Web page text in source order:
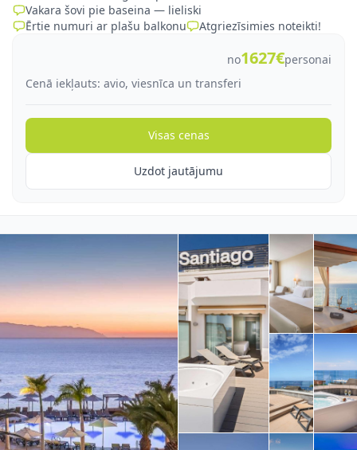
Vakara šovi pie baseina — lieliski
Ērtie numuri ar plašu balkonu
Atgriezīsimies noteikti!
no1627€personai
Cenā iekļauts: avio, viesnīca un transferi
Visas cenas
Uzdot jautājumu